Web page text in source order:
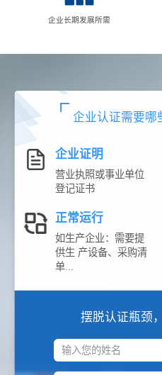
企业长期发展所需
企业认证需要哪
企业证明
营业执照或事业单位
登记证书
正常运行
如生产企业：需要提
供生 产设备、采购清
单...
摆脱认证瓶颈
输入您的姓名